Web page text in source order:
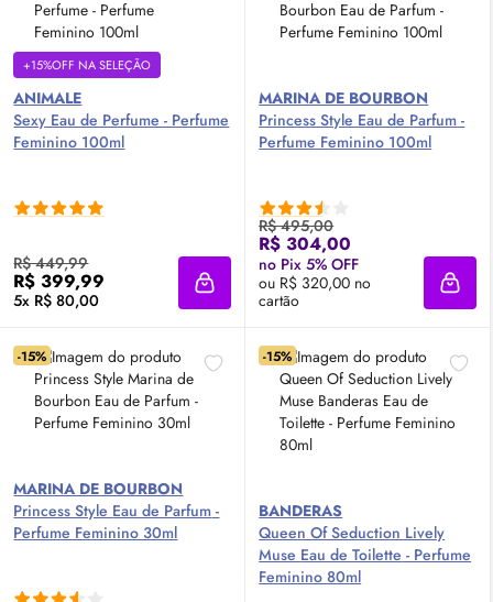
+15%OFF NA SELEÇÃO
ANIMALE
Sexy Eau de Perfume - Perfume
Feminino 100ml
R$ 449,99
R$ 399,99
5x R$ 80,00 Adicionar à sacola
MARINA DE BOURBON
Princess Style Eau de Parfum -
Perfume Feminino 100ml
R$ 495,00
R$ 304,00
no Pix 5% OFF
ou R$ 320,00 no
cartão
-15%
MARINA DE BOURBON
Princess Style Eau de Parfum -
Perfume Feminino 30ml
-15%
BANDERAS
Queen Of Seduction Lively
Muse Eau de Toilette - Perfume
Feminino 80ml